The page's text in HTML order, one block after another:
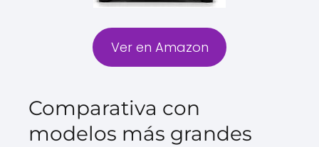
Ver en Amazon
Comparativa con
modelos más grandes